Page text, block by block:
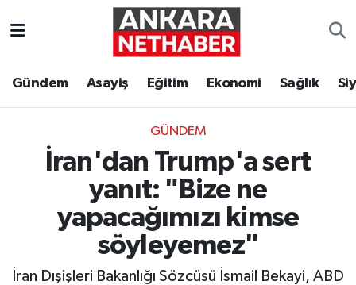
Gündem Asayiş Eğitim Ekonomi Sağlık
GÜNDEM
İran'dan Trump'a sert
yanıt: "Bize ne
yapacağımızı kimse
söyleyemez"
İran Dışişleri Bakanlığı Sözcüsü İsmail Bekayi, ABD
Ekonomi
Gündem
Kim Kimdir Nereli
Ankara Hava Durumu
Tüm Manşetler
Son Dakika Haberleri